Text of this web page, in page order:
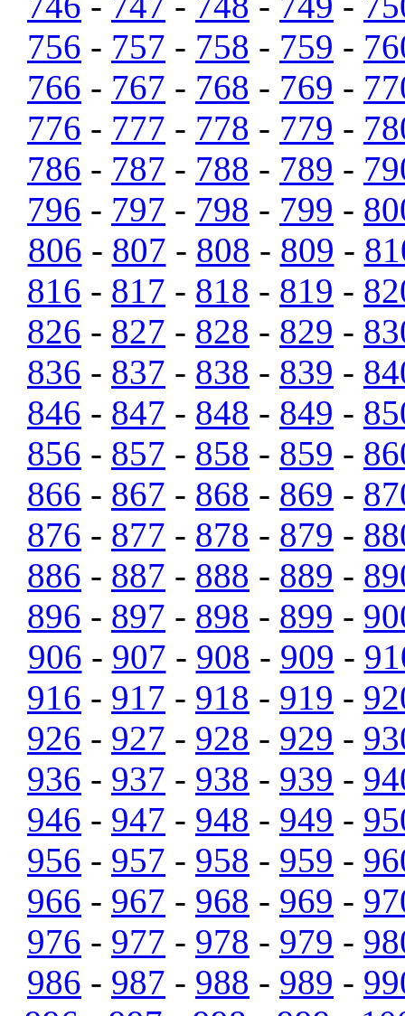
756 - 757 - 758 - 759 -
766 - 767 - 768 - 769 -
776 - 777 - 778 - 779 -
786 - 787 - 788 - 789 -
796 - 797 - 798 - 799 -
806 - 807 - 808 - 809 -
816 - 817 - 818 - 819 -
826 - 827 - 828 - 829 -
836 - 837 - 838 - 839 -
846 - 847 - 848 - 849 -
856 - 857 - 858 - 859 -
866 - 867 - 868 - 869 -
876 - 877 - 878 - 879 -
886 - 887 - 888 - 889 -
896 - 897 - 898 - 899 -
906 - 907 - 908 - 909 -
916 - 917 - 918 - 919 -
926 - 927 - 928 - 929 -
936 - 937 - 938 - 939 -
946 - 947 - 948 - 949 -
956 - 957 - 958 - 959 -
966 - 967 - 968 - 969 -
976 - 977 - 978 - 979 -
986 - 987 - 988 - 989 -